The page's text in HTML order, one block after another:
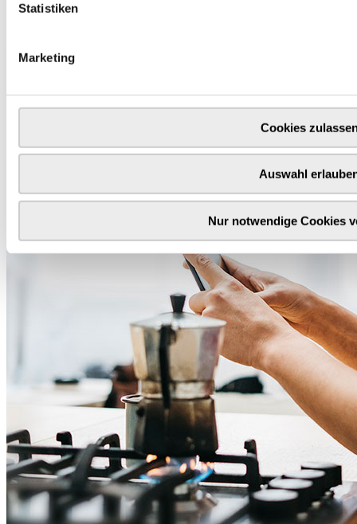
Statistiken
Marketing
Cookies
Auswahl
Nur notwendige Cookies